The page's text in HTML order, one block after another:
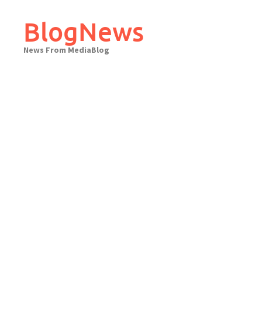
contentBlogNews
News From MediaBlog